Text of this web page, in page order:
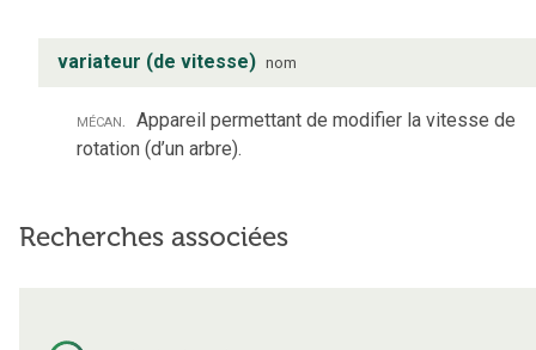
variateur (de vitesse) nom
mécan. Appareil permettant de modifier la vitesse de
rotation (d’un arbre).
Recherches associées